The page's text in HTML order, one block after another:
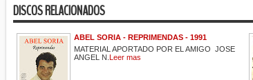
DISCOS RELACIONADOS
ABEL SORIA - REPRIMENDAS - 1991
MATERIAL APORTADO POR EL AMIGO JOSE
ANGEL N. Leer mas